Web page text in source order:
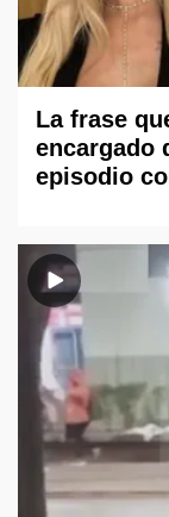
La frase
encargado
episodio